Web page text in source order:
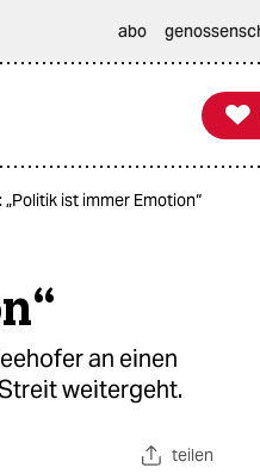
abo

taz
ist immer Emotion“
an einen
weitergeht.
teilen